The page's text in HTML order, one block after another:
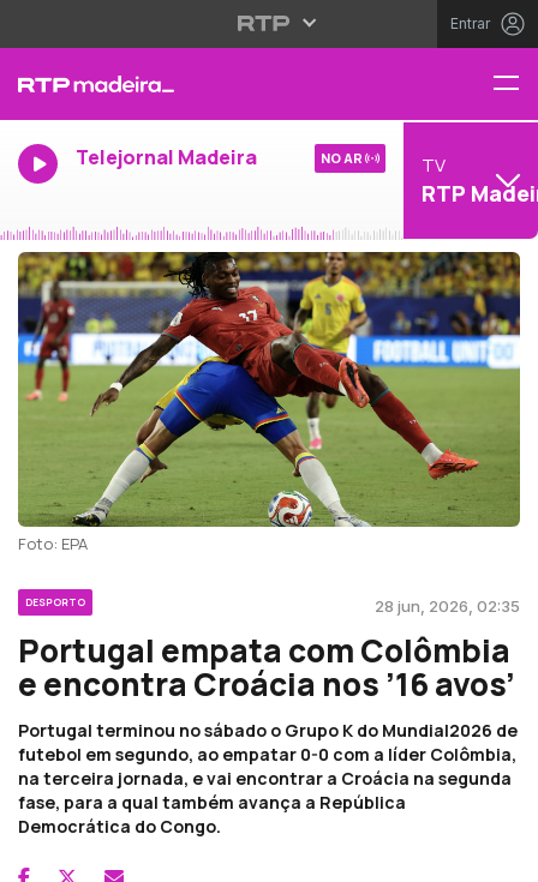
Entrar
Telejornal Madeira NO AR TV
RTP
Foto: EPA
DESPORTO 28 jun, 2026, 02:35
Portugal empata com Colômbia
e encontra Croácia nos ’16 avos’
Portugal terminou no sábado o Grupo K do Mundial2026 de
futebol em segundo, ao empatar 0-0 com a líder Colômbia,
na terceira jornada, e vai encontrar a Croácia na segunda
fase, para a qual também avança a República
Democrática do Congo.